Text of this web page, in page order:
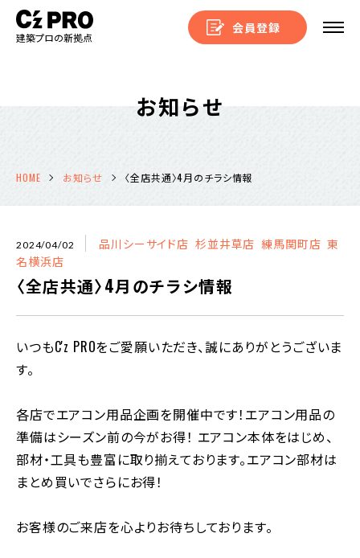
建築プロの新拠点
会員登録
お知らせ
HOME お知らせ 〈全店共通〉4月のチラシ情報
2024/04/02 品川シーサイド店 杉並井草店 練馬関町店 東
名横浜店
〈全店共通〉4月のチラシ情報
いつもC'z PROをご愛願いただき、誠にありがとうございま
す。
各店でエアコン用品企画を開催中です！エアコン用品の
準備はシーズン前の今がお得！ エアコン本体をはじめ、
部材・工具も豊富に取り揃えております。エアコン部材は
まとめ買いでさらにお得！
お客様のご来店を心よりお待ちしております。